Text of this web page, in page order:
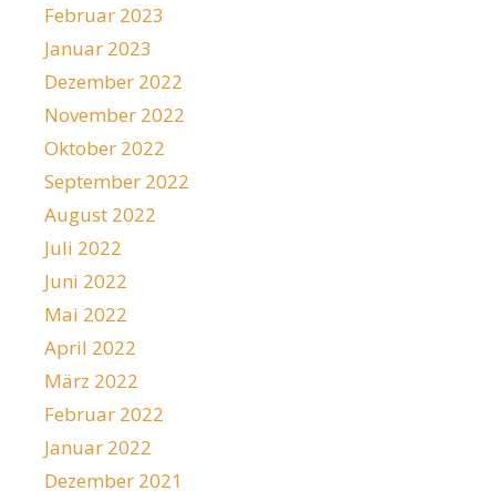
Februar 2023
Januar 2023
Dezember 2022
November 2022
Oktober 2022
September 2022
August 2022
Juli 2022
Juni 2022
Mai 2022
April 2022
März 2022
Februar 2022
Januar 2022
Dezember 2021